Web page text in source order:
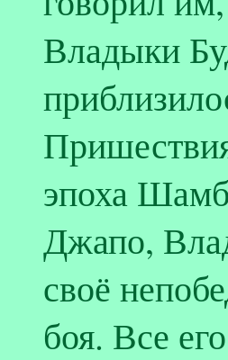
Владыки
эпоха
Джапо,
своё
боя. Все